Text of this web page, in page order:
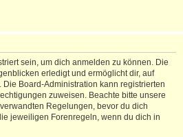
sein, um dich anmelden zu können. Die
erledigt und ermöglicht dir, auf
Board-Administration kann registrierten
zuweisen. Beachte bitte unsere
Regelungen, bevor du dich
jeweiligen Forenregeln, wenn du dich in